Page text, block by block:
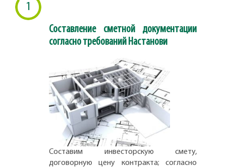
1
Составление сметной документации
согласно требований Настанови
Составим инвесторскую смету,
договорную цену контракта; согласно